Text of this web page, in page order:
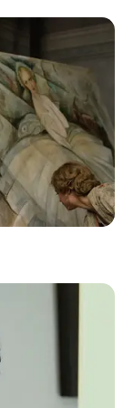
Ouest-
Ouest, Tiercé
Turf, et bien
Logiciel 100%
avec des
!